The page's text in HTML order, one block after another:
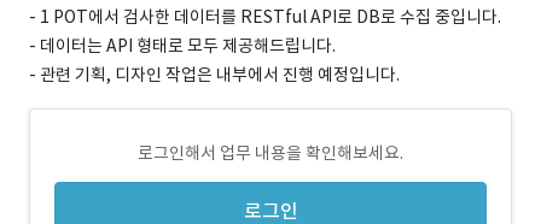
- 1 POT에서 검사한 데이터를 RESTful API로 DB로 수집 중입니다.
- 데이터는 API 형태로 모두 제공해드립니다.
- 관련 기획, 디자인 작업은 내부에서 진행 예정입니다.
로그인해서 업무 내용을 확인해보세요.
로그인